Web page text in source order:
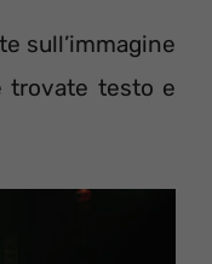
sull’immagine
trovate testo e